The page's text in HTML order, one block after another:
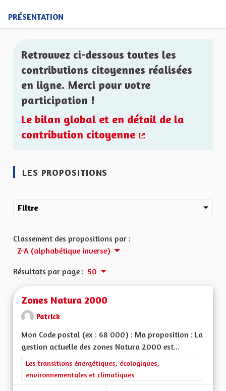
PRÉSENTATION
Retrouvez ci-dessous toutes les
contributions citoyennes réalisées
en ligne. Merci pour votre
participation !
Le bilan global et en détail de la
contribution citoyenne
LES PROPOSITIONS
Filtre
Classement des propositions par :
Z-A (alphabétique inverse)
Résultats par page : 50
Zones Natura 2000
Patrick
Mon Code postal (ex : 68 000) : Ma proposition : La
gestion actuelle des zones Natura 2000 est...
Filtrer les résultats de la catégorie : Les transitions
Les transitions énergétiques, écologiques,
environnementales et climatiques